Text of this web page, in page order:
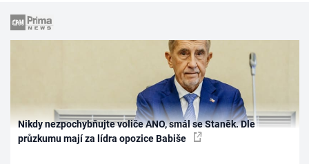
Nikdy nezpochybňujte voliče ANO, smál se Staněk. Dle
průzkumu mají za lídra opozice Babiše